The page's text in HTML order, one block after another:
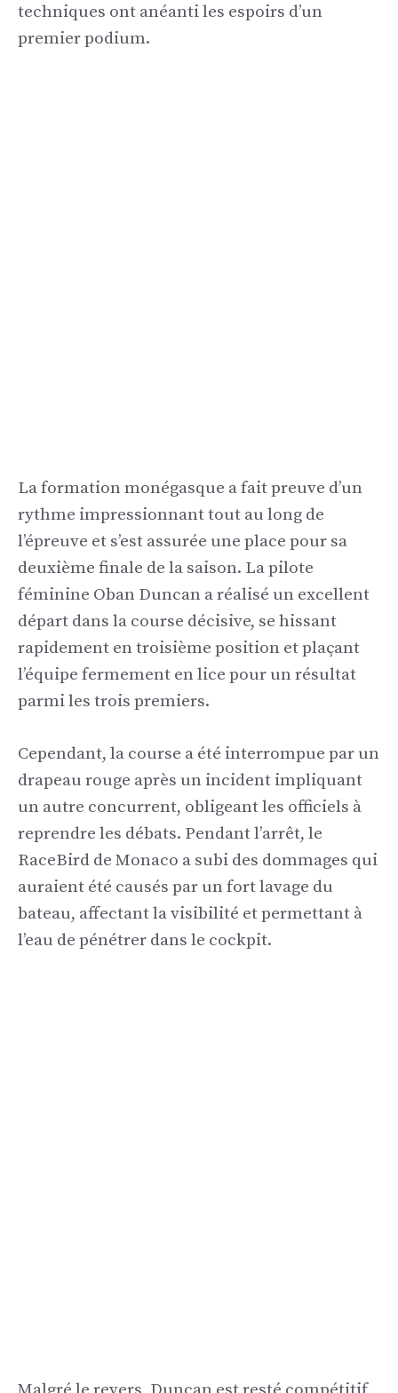
techniques ont anéanti les espoirs d’un
premier podium.
La formation monégasque a fait preuve d’un
rythme impressionnant tout au long de
l’épreuve et s’est assurée une place pour sa
deuxième finale de la saison. La pilote
féminine Oban Duncan a réalisé un excellent
départ dans la course décisive, se hissant
rapidement en troisième position et plaçant
l’équipe fermement en lice pour un résultat
parmi les trois premiers.
Cependant, la course a été interrompue par un
drapeau rouge après un incident impliquant
un autre concurrent, obligeant les officiels à
reprendre les débats. Pendant l’arrêt, le
RaceBird de Monaco a subi des dommages qui
auraient été causés par un fort lavage du
bateau, affectant la visibilité et permettant à
l’eau de pénétrer dans le cockpit.